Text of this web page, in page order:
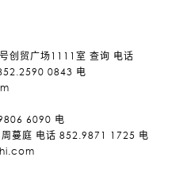
创贸广场1111室 查询 电话
0843 电
6090 电
周蔓庭 电话 852.9871 1725 电